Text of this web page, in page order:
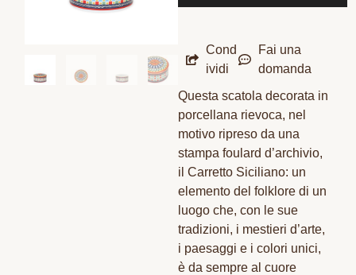
Cond
ividi
Fai una
domanda
Questa scatola decorata in
porcellana rievoca, nel
motivo ripreso da una
stampa foulard d’archivio,
il Carretto Siciliano: un
elemento del folklore di un
luogo che, con le sue
tradizioni, i mestieri d’arte,
i paesaggi e i colori unici,
è da sempre al cuore